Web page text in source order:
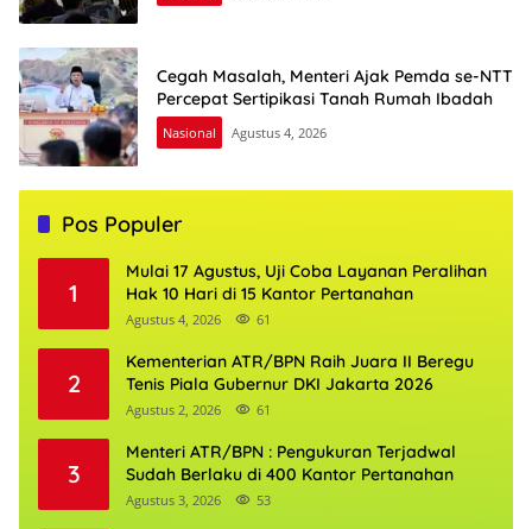
Cegah Masalah, Menteri Ajak Pemda se-NTT
Percepat Sertipikasi Tanah Rumah Ibadah
Nasional Agustus 4, 2026
Pos Populer
1
Mulai 17 Agustus, Uji Coba Layanan Peralihan
Hak 10 Hari di 15 Kantor Pertanahan
Agustus 4, 2026 61
2
Kementerian ATR/BPN Raih Juara II Beregu
Tenis Piala Gubernur DKI Jakarta 2026
Agustus 2, 2026 61
3
Menteri ATR/BPN : Pengukuran Terjadwal
Sudah Berlaku di 400 Kantor Pertanahan
Agustus 3, 2026 53